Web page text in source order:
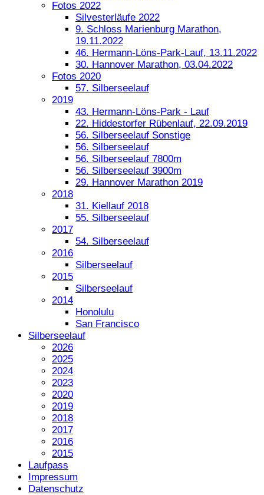
Fotos 2022
Silvesterläufe 2022
9. Schloss Marienburg Marathon,
19.11.2022
46. Hermann-Löns-Park-Lauf, 13.11.2022
30. Hannover Marathon, 03.04.2022
Fotos 2020
57. Silberseelauf
2019
43. Hermann-Löns-Park - Lauf
22. Hiddestorfer Rübenlauf, 22.09.2019
56. Silberseelauf Sonstige
56. Silberseelauf
56. Silberseelauf 7800m
56. Silberseelauf 3900m
29. Hannover Marathon 2019
2018
31. Kiellauf 2018
55. Silberseelauf
2017
54. Silberseelauf
2016
Silberseelauf
2015
Silberseelauf
2014
Honolulu
San Francisco
Silberseelauf
2026
2025
2024
2023
2020
2019
2018
2017
2016
2015
Laufpass
Impressum
Datenschutz